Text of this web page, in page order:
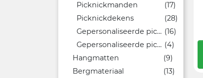
Picknickmanden
(17)
Picknickdekens
(28)
Gepersonaliseerde picknickrugzakken (16)
Gepersonaliseerde picknicktafels en krukjes voor buiten evenementen (4)
Hangmatten
(9)
Bergmateriaal
(13)